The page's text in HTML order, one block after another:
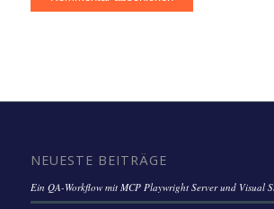
NEUESTE BEITRÄGE
Ein QA-Workflow mit MCP Playwright Server und Visual